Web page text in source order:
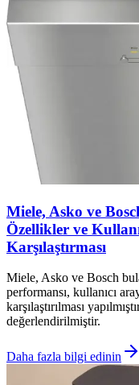
Miele, Asko ve
Özellikler ve
Karşılaştırması
Miele, Asko ve Bosch
performansı, kullanıcı
karşılaştırılması
değerlendirilmiştir.
Daha fazla bilgi edinin